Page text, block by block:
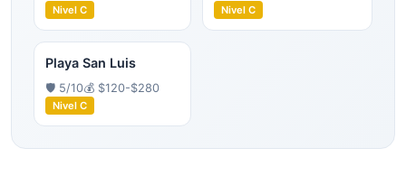
Nivel C Nivel C
Playa San Luis
🛡️ 5/10💰 $120-$280
Nivel C